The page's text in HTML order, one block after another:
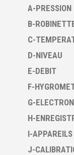
A-PRESSION
B-
C-
D-NIVEAU
E-DEBIT
F-
G-
H-
I-
J-